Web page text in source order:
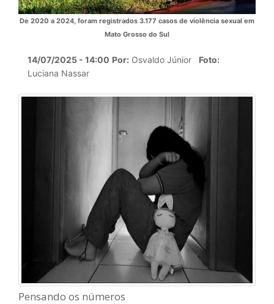
De 2020 a 2024, foram registrados 3.177 casos de violência sexual em
Mato Grosso do Sul
14/07/2025 - 14:00 Por: Osvaldo Júnior Foto:
Luciana Nassar
Pensando os números